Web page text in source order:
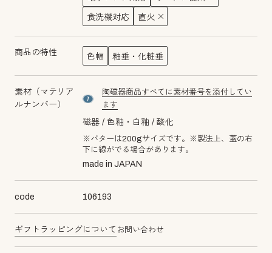
食洗機対応 直火
商品の特性 色幅 釉垂・化粧垂
素材（マテリア
ルナンバー）
material number7
陶磁器商品すべてに素材番号を添付してい
ます
磁器 色釉・白釉 酸化
※バターは200gサイズです。※製法上、蓋の右
下に線がでる場合があります。
made in JAPAN
code 106193
ギフトラッピングについて お問い合わせ